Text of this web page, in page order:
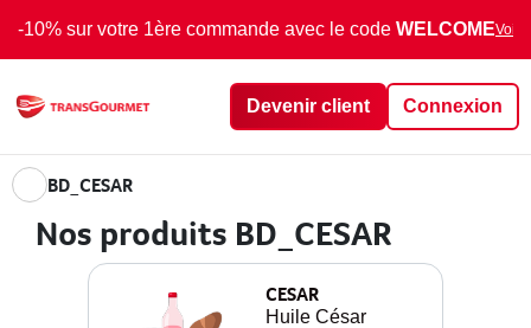
-10% sur votre 1ère commande avec le code WELCOMEVoir
Devenir client Connexion
BD_CESAR
Nos produits BD_CESAR
CESAR
Huile César